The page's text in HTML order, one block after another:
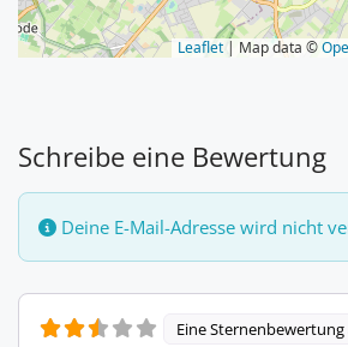
Leaflet | Map data ©
Schreibe eine Bewertung
Deine E-Mail-Adresse wird nicht
Eine